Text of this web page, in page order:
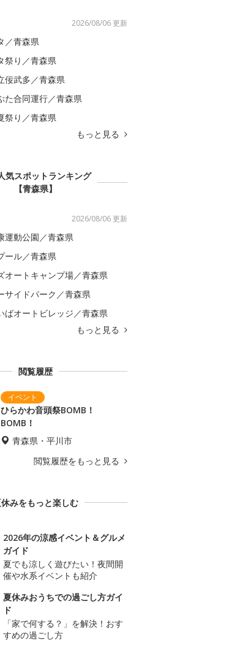
2026/08/06 更新
／青森県
祭り／青森県
佞武多／青森県
た合同運行／青森県
祭り／青森県
もっと見る
気スポットランキング
【青森県】
2026/08/06 更新
運動公園／青森県
ール／青森県
オートキャンプ場／青森県
サイドパーク／青森県
ばオートビレッジ／青森県
もっと見る
閲覧履歴
ひらかわ音頭祭BOMB！
BOMB！
青森県・平川市
閲覧履歴をもっと見る
みをもっと楽しむ
2026年の涼感イベント＆グルメ
ガイド
夏でも涼しく遊びたい！夜間開
催や水系イベントも紹介
夏休みおうちでの過ごし方ガイ
ド
「家で何する？」を解決！おす
すめの過ごし方